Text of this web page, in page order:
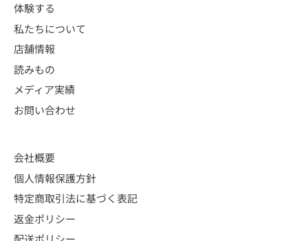
体験する
私たちについて
店舗情報
読みもの
メディア実績
お問い合わせ
会社概要
個人情報保護方針
特定商取引法に基づく表記
返金ポリシー